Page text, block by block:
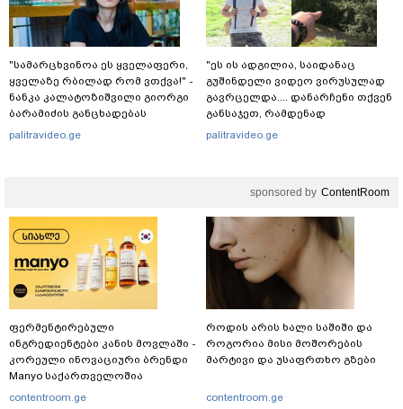
"სა­მარ­ცხვი­ნოა ეს ყვე­ლა­ფე­რი,
ყვე­ლა­ზე რბი­ლად რომ ვთქვა!" -
ნანკა კალატოზიშვილი გიორგი
ბარამიძის განცხადებას
ეხმაურება
palitravideo.ge
"ეს ის ადგილია, საიდანაც
გუშინდელი ვიდეო ვირუსულად
გავრცელდა.... დანარჩენი თქვენ
განსაჯეთ, რამდენად
შესაძლებელია აქ ადამიანის
გურამ დადიანიძე გაუჩინარდა?
palitravideo.ge
sponsored by ContentRoom
ფერმენტირებული
ინგრედიენტები კანის მოვლაში -
კორეული ინოვაციური ბრენდი
Manyo საქართველოშია
contentroom.ge
როდის არის ხალი საშიში და
როგორია მისი მოშორების
მარტივი და უსაფრთხო გზები
contentroom.ge